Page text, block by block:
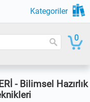
Kategoriler
0
- Bilimsel Hazırlık